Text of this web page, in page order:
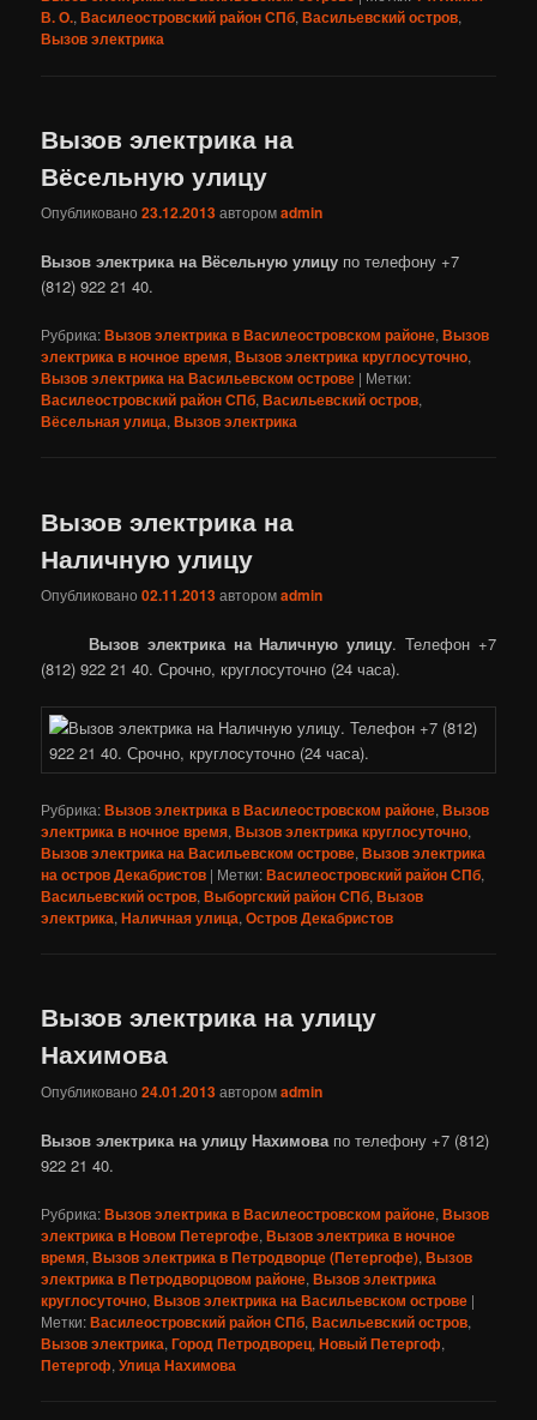
В. О.,Василеостровский район СПб,Васильевский остров,
Вызов электрика
Вызов электрика на
Вёсельную улицу
Опубликовано23.12.2013авторомadmin
Вызов электрика на Вёсельную улицу по телефону +7
(812) 922 21 40.
Рубрика:Вызов электрика в Василеостровском районе,Вызов
электрика в ночное время,Вызов электрика круглосуточно,
Вызов электрика на Васильевском острове | Метки:
Василеостровский район СПб,Васильевский остров,
Вёсельная улица,Вызов электрика
Вызов электрика на
Наличную улицу
Опубликовано02.11.2013авторомadmin
Вызов электрика на Наличную улицу. Телефон +7
(812) 922 21 40. Срочно, круглосуточно (24 часа).
Рубрика:Вызов электрика в Василеостровском районе,Вызов
электрика в ночное время,Вызов электрика круглосуточно,
Вызов электрика на Васильевском острове,Вызов электрика
на остров Декабристов | Метки:Василеостровский район СПб,
Васильевский остров,Выборгский район СПб,Вызов
электрика,Наличная улица,Остров Декабристов
Вызов электрика на улицу
Нахимова
Опубликовано24.01.2013авторомadmin
Вызов электрика на улицу Нахимовапо телефону +7 (812)
922 21 40.
Рубрика:Вызов электрика в Василеостровском районе,Вызов
электрика в Новом Петергофе,Вызов электрика в ночное
время,Вызов электрика в Петродворце (Петергофе),Вызов
электрика в Петродворцовом районе,Вызов электрика
круглосуточно,Вызов электрика на Васильевском острове |
Метки:Василеостровский район СПб,Васильевский остров,
Вызов электрика,Город Петродворец,Новый Петергоф,
Петергоф,Улица Нахимова